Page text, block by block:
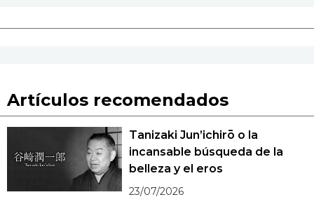
Artículos recomendados
Tanizaki Jun’ichirō o la
incansable búsqueda de la
belleza y el eros
23/07/2026